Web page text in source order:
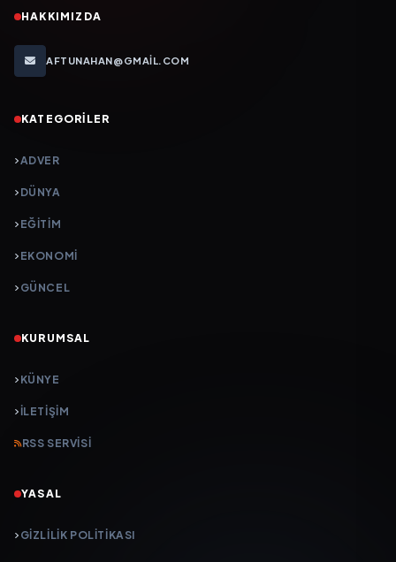
HAKKIMIZDA
AFTUNAHAN@GMAIL.COM
KATEGORILER
ADVER
DÜNYA
EĞİTİM
EKONOMİ
GÜNCEL
KURUMSAL
KÜNYE
İLETIŞIM
RSS SERVISI
YASAL
GIZLILIK POLITIKASI